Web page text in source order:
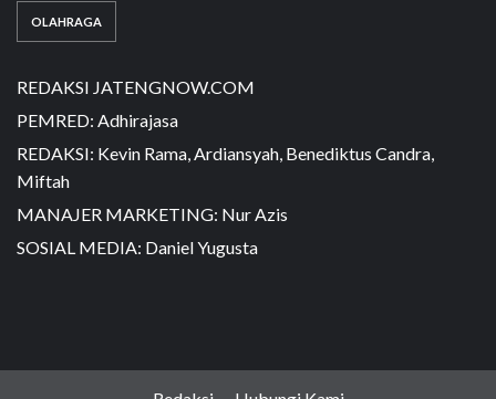
OLAHRAGA
REDAKSI JATENGNOW.COM
PEMRED: Adhirajasa
REDAKSI: Kevin Rama, Ardiansyah, Benediktus Candra,
Miftah
MANAJER MARKETING: Nur Azis
SOSIAL MEDIA: Daniel Yugusta